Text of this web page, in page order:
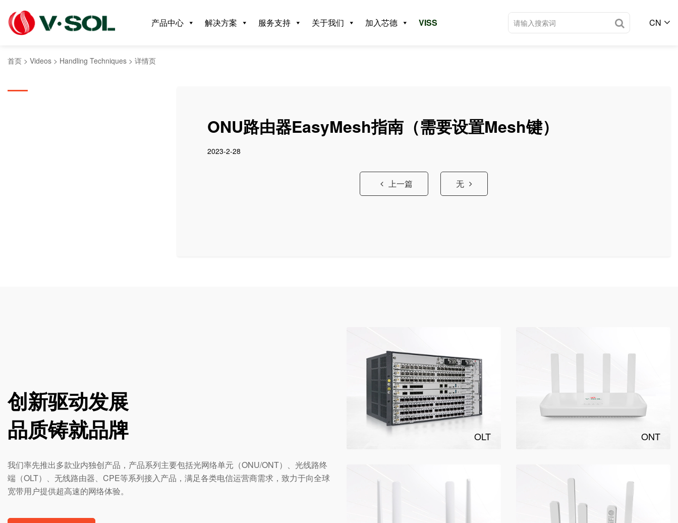
产品中心 解决方案 服务支持 关于我们 加入芯德 VISS CN
首页 > Videos > Handling Techniques > 详情页
ONU路由器EasyMesh指南（需要设置Mesh键）
2023-2-28
上一篇 无
创新驱动发展
品质铸就品牌
我们率先推出多款业内独创产品，产品系列主要包括光网络单元（ONU/ONT）、光线路终
端（OLT）、无线路由器、CPE等系列接入产品，满足各类电信运营商需求，致力于向全球
宽带用户提供超高速的网络体验。
OLT ONT